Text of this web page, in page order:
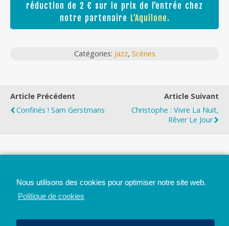
réduction de 2 € sur le prix de l’entrée chez
notre partenaire L’Aquilone.
Catégories: Jazz, Scènes
Article Précédent
Confinés ! Sam Gerstmans
Article Suivant
Christophe : Vivre La Nuit,
Rêver Le Jour
Nous utilisons des cookies pour optimiser notre site web.
Politique de cookies